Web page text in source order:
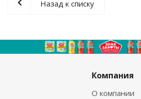
Назад к списку
Компания
О компании